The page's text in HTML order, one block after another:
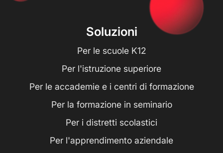
Soluzioni
Per le scuole K12
Per l'istruzione superiore
Per le accademie e i centri di formazione
Per la formazione in seminario
Per i distretti scolastici
Per l'apprendimento aziendale